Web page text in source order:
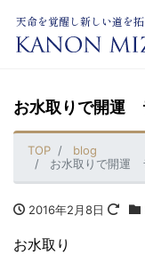
天命を覚醒し新しい道を
お水取りで開運
TOP
blog
お水取りで開運
2016年2月8日
お水取り